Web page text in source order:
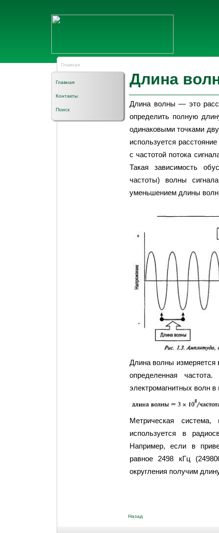
Главная
Главная
Контакты
Поиск
Длина
Длина волны — это
определить полную
одинаковыми точками
используется
с частотой потока
Такая зависимость
частоты) волны
уменьшением длины
Длина волны измеряется
определенная
электромагнитных волн
Метрическая
используется в
Например, если в
равное 2498 кГц
округления получим
Назад